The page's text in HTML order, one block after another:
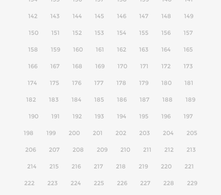
142 143 144 145 146 147 148 149
150 151 152 153 154 155 156 157
158 159 160 161 162 163 164 165
166 167 168 169 170 171 172 173
174 175 176 177 178 179 180 181
182 183 184 185 186 187 188 189
190 191 192 193 194 195 196 197
198 199 200 201 202 203 204 205
206 207 208 209 210 211 212 213
214 215 216 217 218 219 220 221
222 223 224 225 226 227 228 229